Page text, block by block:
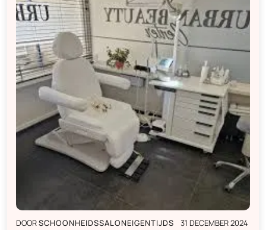
DOORSCHOONHEIDSSALONEIGENTIJDS 31 DECEMBER 2024